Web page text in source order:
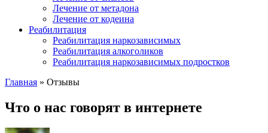
Лечение от метадона
Лечение от кодеина
Реабилитация
Реабилитация наркозависимых
Реабилитация алкоголиков
Реабилитация наркозависимых подростков
Главная » Отзывы
Что о нас говорят в интернете